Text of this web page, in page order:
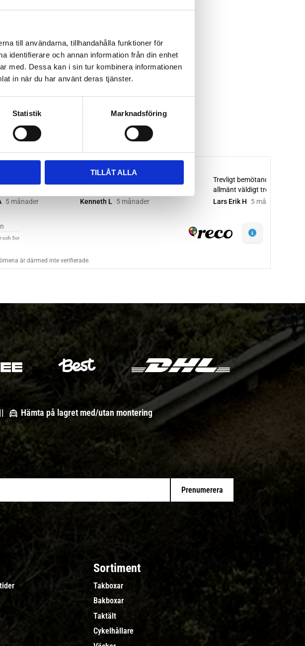
till användarna, tillhandahålla funktioner för
identifierare och annan information från din enhet
med. Dessa kan i sin tur kombinera informationen
in när du har använt deras tjänster.
Statistik Marknadsföring
TILLÅT ALLA
Hämta på lagret med/utan montering
Prenumerera
Sortiment
Takboxar
Bakboxar
Taktält
Cykelhållare